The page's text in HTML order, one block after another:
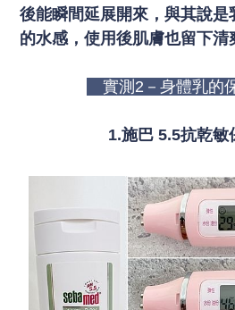
後能瞬間延展開來，與其說
的水感，使用後肌膚也留
實測2－身體乳的
1.施巴 5.5抗乾敏